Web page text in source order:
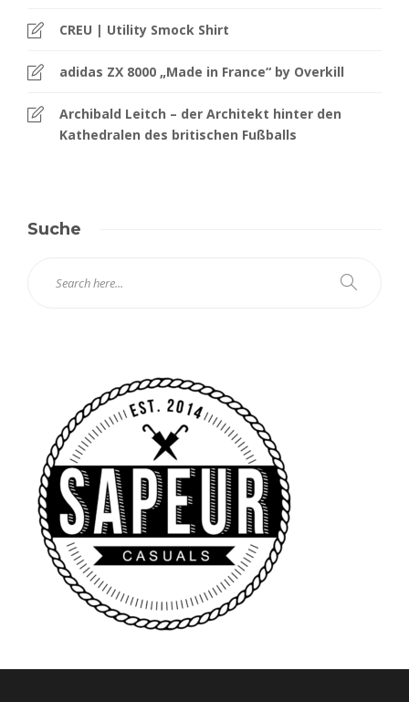
CREU | Utility Smock Shirt
adidas ZX 8000 „Made in France“ by Overkill
Archibald Leitch – der Architekt hinter den
Kathedralen des britischen Fußballs
Suche